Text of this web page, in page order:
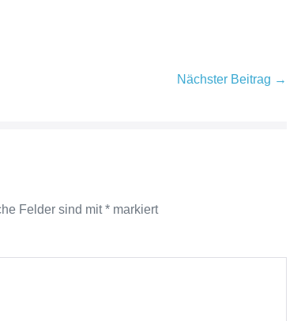
Nächster Beitrag →
Felder sind mit* markiert